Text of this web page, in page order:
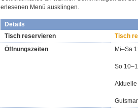
erlesenen Menü ausklingen.
Details
Tisch reservieren
Tisch
Öffnungszeiten
Mi–Sa
So